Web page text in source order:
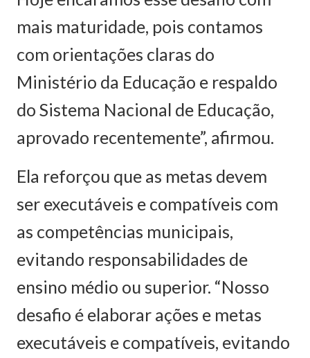
mais maturidade, pois contamos
com orientações claras do
Ministério da Educação e respaldo
do Sistema Nacional de Educação,
aprovado recentemente”, afirmou.
Ela reforçou que as metas devem
ser executáveis e compatíveis com
as competências municipais,
evitando responsabilidades de
ensino médio ou superior. “Nosso
desafio é elaborar ações e metas
executáveis e compatíveis, evitando